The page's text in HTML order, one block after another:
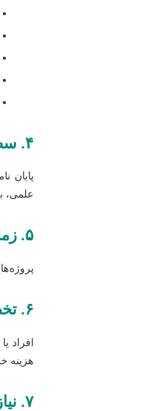
۴. سطح مقطع تحصیلی (کارشناسی ارشد/دکتری)
پایان
علمی،
۵. زمان‌بندی و فوریت پروژه
۶. تخصص و تجربه مجری
هزینه
۷. نیاز به جمع‌آوری داده‌های میدانی یا آزمایشگاهی